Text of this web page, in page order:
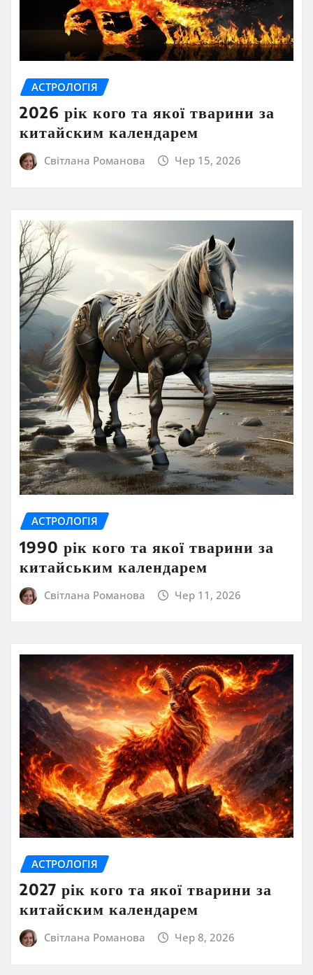
АСТРОЛОГІЯ
2026 рік кого та якої тварини за
китайским календарем
Світлана Романова Чер 15, 2026
АСТРОЛОГІЯ
1990 рік кого та якої тварини за
китайським календарем
Світлана Романова Чер 11, 2026
АСТРОЛОГІЯ
2027 рік кого та якої тварини за
китайским календарем
Світлана Романова Чер 8, 2026